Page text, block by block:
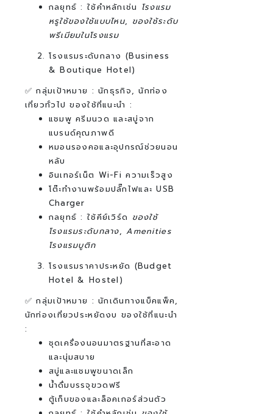
กลยุทธ์ : ใช้คำหลักเช่น โรงแรม
หรูใช้ของใช้แบบไหน, ของใช้ระดับ
พรีเมียมในโรงแรม
โรงแรมระดับกลาง (Business
& Boutique Hotel)
✅ กลุ่มเป้าหมาย : นักธุรกิจ, นักท่อง
เที่ยวทั่วไป ของใช้ที่แนะนำ :
แชมพู ครีมนวด และสบู่จาก
แบรนด์คุณภาพดี
หมอนรองคอและอุปกรณ์ช่วยนอน
หลับ
อินเทอร์เน็ต Wi-Fi ความเร็วสูง
โต๊ะทำงานพร้อมปลั๊กไฟและ USB
Charger
กลยุทธ์ :ใช้คีย์เวิร์ด ของใช้
โรงแรมระดับกลาง,Amenities
โรงแรมบูติก
โรงแรมราคาประหยัด (Budget
Hotel & Hostel)
✅ กลุ่มเป้าหมาย : นักเดินทางแบ็คแพ็ค,
นักท่องเที่ยวประหยัดงบ ของใช้ที่แนะนำ
:
ชุดเครื่องนอนมาตรฐานที่สะอาด
และนุ่มสบาย
สบู่และแชมพูขนาดเล็ก
น้ำดื่มบรรจุขวดฟรี
ตู้เก็บของและล็อคเกอร์ส่วนตัว